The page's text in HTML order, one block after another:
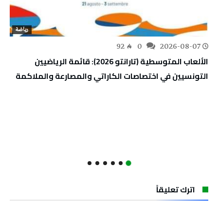
رياضة
2026-08-07
92
الألعاب المتوسطية (تارانتو 2026): قائمة الرياضيين
التونسيين في اختصاصات الكاراتي والمصارعة والملاكمة
اترك تعليقاً